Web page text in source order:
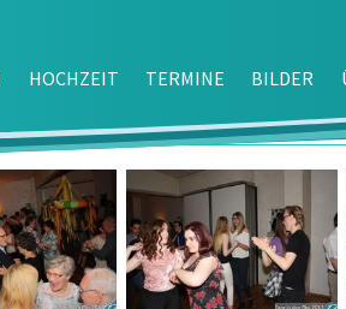
HOCHZEIT TERMINE BILDER